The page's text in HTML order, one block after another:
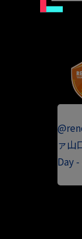
ァ山
Day